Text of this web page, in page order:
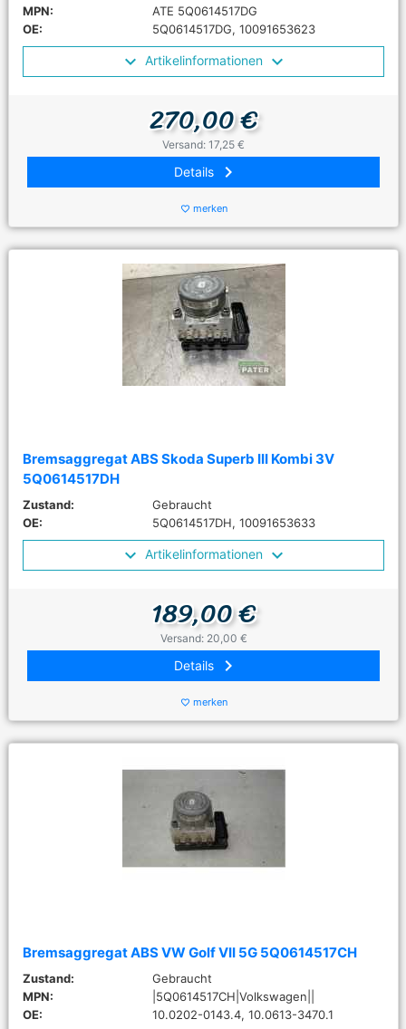
MPN:
ATE 5Q0614517DG
OE:
5Q0614517DG, 10091653623
Artikelinformationen
270,00 €
Versand: 17,25 €
Details keyboard_arrow_right
favorite_border merken
Bremsaggregat ABS Skoda Superb III Kombi 3V
5Q0614517DH
Zustand:
Gebraucht
OE:
5Q0614517DH, 10091653633
Artikelinformationen
189,00 €
Versand: 20,00 €
Details keyboard_arrow_right
favorite_border merken
Bremsaggregat ABS VW Golf VII 5G 5Q0614517CH
Zustand:
Gebraucht
MPN:
|5Q0614517CH|Volkswagen||
OE:
10.0202-0143.4, 10.0613-3470.1